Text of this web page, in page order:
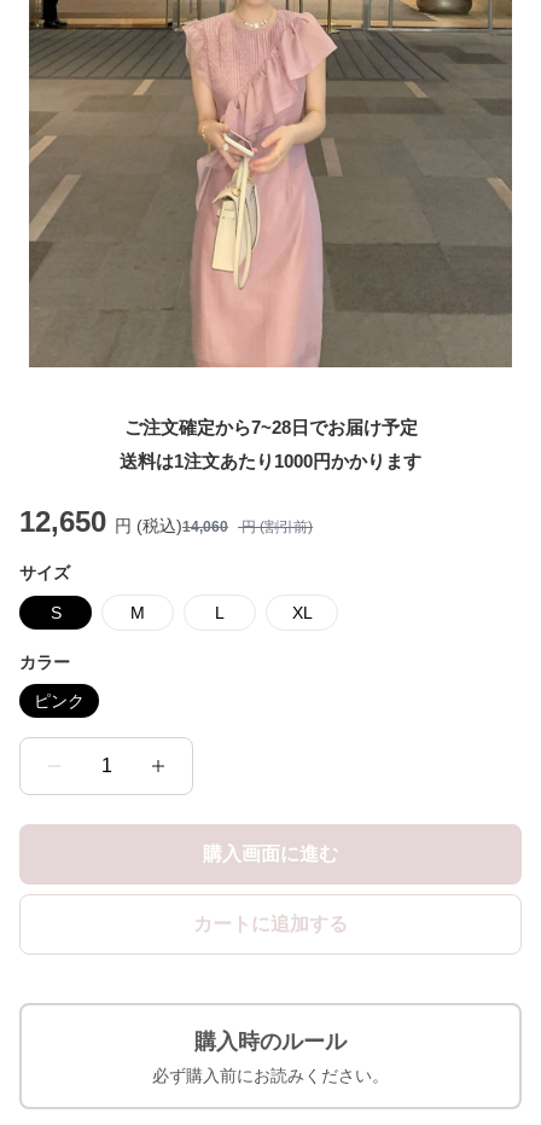
ご注文確定から7~28日でお届け予定
送料は1注文あたり 1000円かかります
12,650 円 (税込)14,060 円 (割引前)
サイズ
S M L XL
カラー
ピンク
1
購入画面に進む
カートに追加する
購入時のルール
必ず購入前にお読みください。